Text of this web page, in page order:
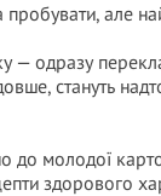
але
— одразу
стануть
до молодої
здорового